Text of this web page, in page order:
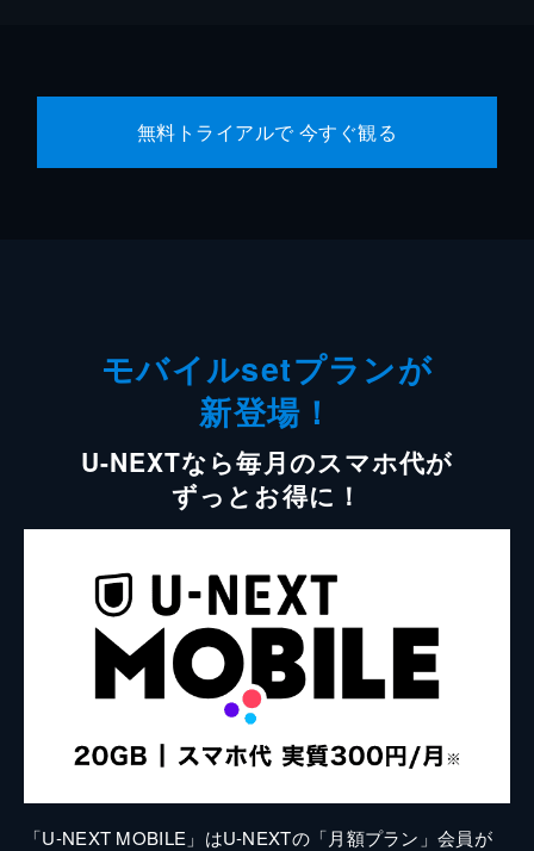
無料トライアルで 今すぐ観る
モバイルsetプランが
新登場！
U-NEXTなら毎月のスマホ代が
ずっとお得に！
「U-NEXT MOBILE」はU-NEXTの「月額プラン」会員が